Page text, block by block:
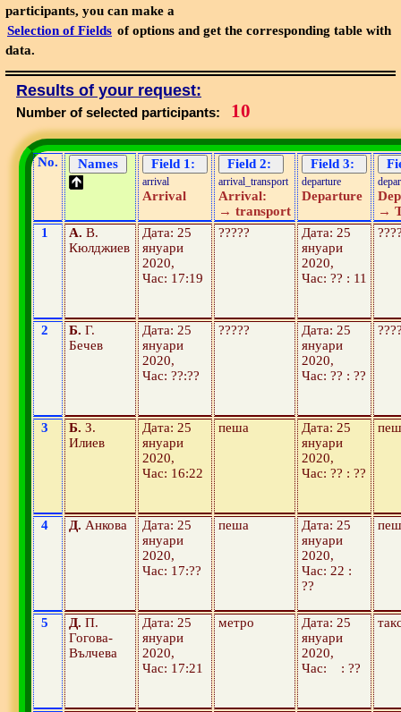
participants, you can make a
Selection of Fields of options and get the corresponding table with
data.
Results of your request:
Number of selected participants: 10
No.
arrival
Arrival
arrival_transport
Arrival:
→ transport
departure
Departure
→
1
А. В.
Кюлджиев
Дата: 25
януари
2020,
Час: 17:19
?????
Дата: 25
януари
2020,
Час: ?? : 11
2 Б. Г.
Бечев
Дата: 25
януари
2020,
Час: ??:??
?????
Дата: 25
януари
2020,
Час: ?? : ??
3 Б. З.
Илиев
Дата: 25
януари
2020,
Час: 16:22
пеша
Дата: 25
януари
2020,
Час: ?? : ??
4 Д. Анкова
Дата: 25
януари
2020,
Час: 17:??
пеша
Дата: 25
януари
2020,
Час: 22 :
??
5 Д. П.
Гогова-
Вълчева
Дата: 25
януари
2020,
Час: 17:21
метро
Дата: 25
януари
2020,
Час: : ??